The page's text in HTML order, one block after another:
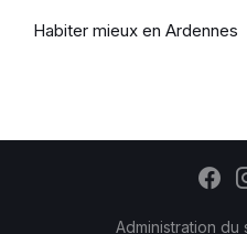
Habiter mieux en Ardennes
Administration du